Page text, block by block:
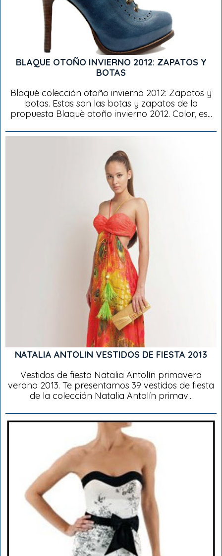
BLAQUE OTOÑO INVIERNO 2012: ZAPATOS Y
BOTAS
Blaquè colección otoño invierno 2012: Zapatos y
botas. Estas son las botas y zapatos de la
propuesta Blaquè otoño invierno 2012. Color, es...
NATALIA ANTOLIN VESTIDOS DE FIESTA 2013
Vestidos de fiesta Natalia Antolín primavera
verano 2013. Te presentamos 39 vestidos de fiesta
de la colección Natalia Antolín primav...